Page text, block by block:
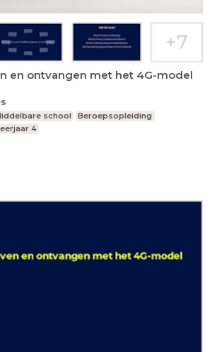
en ontvangen met het 4G-model
school
Beroepsopleiding
4